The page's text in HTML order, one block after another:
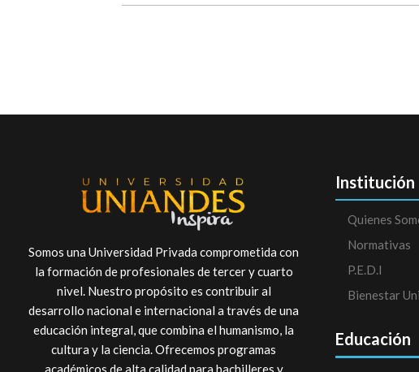
Somos una Universidad Privada comprometida con
la formación de profesionales de tercer y cuarto
nivel. Nuestro propósito es contribuir al
desarrollo nacional e internacional a través de una
educación integral, que combina el humanismo, la
cultura y la ciencia. Ofrecemos programas
Institución
Quienes
Normativas
P.E.D.I
Bienestar
Educación